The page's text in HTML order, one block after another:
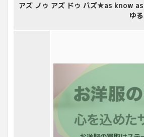
アズ ノゥ アズ ドゥ バズ★as know
ゆ